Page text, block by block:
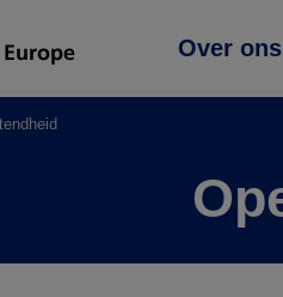
Over ons